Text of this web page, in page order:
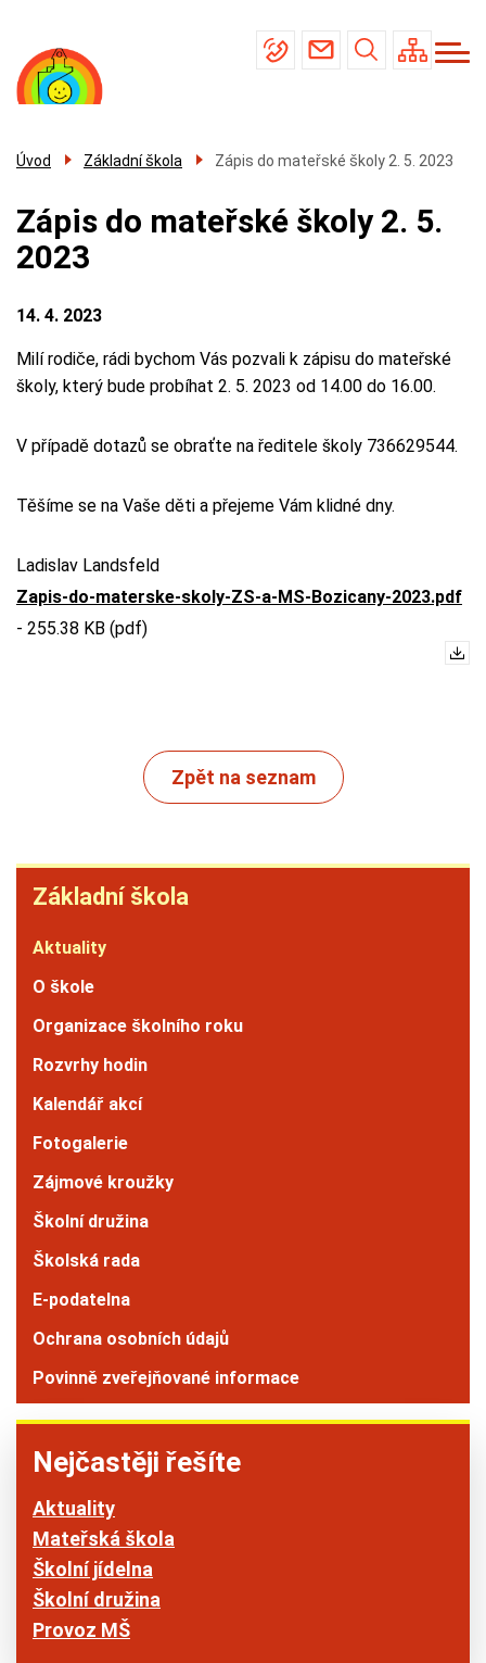
hlavnímu
obsahu
navigace
Mateřská škola
Úřední deska
Kontakty
Základní
škola
Základní škola
Aktuality
O škole
Organizace školního roku
Rozvrhy hodin
Kalendář akcí
Fotogalerie
Zájmové kroužky
Školní družina
Školská rada
E-podatelna
Ochrana osobních údajů
Povinně zveřejňované informace
Nejčastěji řešíte
Aktuality
Mateřská škola
Školní jídelna
Školní družina
Provoz MŠ
Úvod Základní škola Zápis do mateřské školy 2. 5. 2023
Zápis do mateřské školy 2. 5.
2023
14. 4. 2023
Milí rodiče, rádi bychom Vás pozvali k zápisu do mateřské
školy, který bude probíhat 2. 5. 2023 od 14.00 do 16.00.
V případě dotazů se obraťte na ředitele školy 736629544.
Těšíme se na Vaše děti a přejeme Vám klidné dny.
Ladislav Landsfeld
Zapis-do-materske-skoly-ZS-a-MS-Bozicany-2023.pdf
- 255.38 KB (pdf)
Zpět na seznam